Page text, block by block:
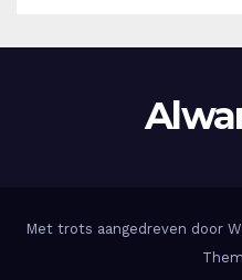
Met trots aangedreven door